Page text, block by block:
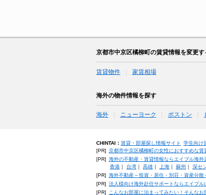
京都市中京区橘柳町の賃貸情報を変更す
賃貸物件 家賃相場
海外の物件情報を探す
海外 ニューヨーク ボストン
CHINTAI： 賃貸・部屋探し情報サイト 学生向け
[PR] 京都市中京区橘柳町の女性におすすめな
[PR] 海外の不動産・賃貸情報ならエイブル海外
香港｜ 台湾｜ 高雄｜ 上海｜ 蘇州 ｜ 深セ
[PR] 海外不動産～投資・居住・別荘・資産分散
[PR] 法人様向け海外赴任サポートならエイブル
[PR]
こんなお部屋に泊まってみたい！そんな